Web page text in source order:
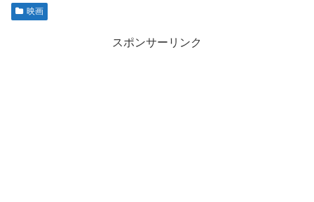
映画
スポンサーリンク